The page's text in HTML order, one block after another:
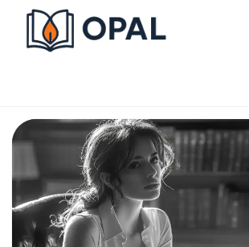
content